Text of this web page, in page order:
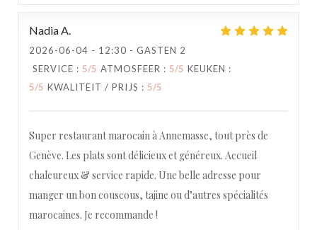
NadiaA
2026-06-04 - 12:30 - GASTEN 2
SERVICE : 5/5 ATMOSFEER : 5/5 KEUKEN :
5/5 KWALITEIT / PRIJS : 5/5
Super restaurant marocain à Annemasse, tout près de
Genève. Les plats sont délicieux et généreux. Accueil
chaleureux & service rapide. Une belle adresse pour
manger un bon couscous, tajine ou d’autres spécialités
marocaines. Je recommande !
Maida